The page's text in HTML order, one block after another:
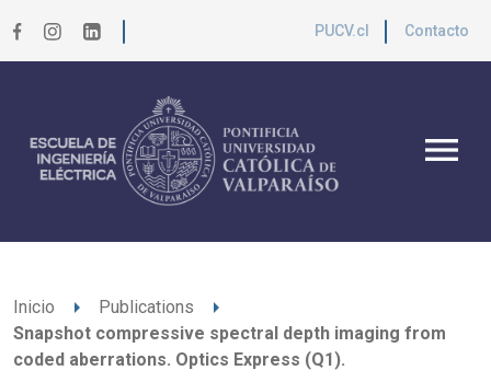
PUCV.cl Contacto
menu
Inicio arrow_right Publications arrow_right
Snapshot compressive spectral depth imaging from
coded aberrations. Optics Express (Q1).